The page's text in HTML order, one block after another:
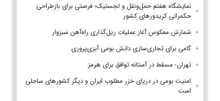
نمایشگاه هفتم حمل‌ونقل و لجستیک؛ فرصتی برای بازطراحی
حکمرانی کریدورهای کشور
شمارش معکوس آغاز عملیات ریل‌گذاری راه‌آهن سبزوار
گامی برای تجاری‌سازی دانش بومی آبزی‌پروری
تهران- مسقط در آستانه توافق برای هرمز
امنیت بومی در دریای خزر مطلوب ایران و دیگر کشورهای ساحلی
است